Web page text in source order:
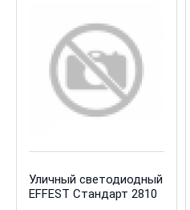
Уличный светодиодный
EFFEST Стандарт 2810